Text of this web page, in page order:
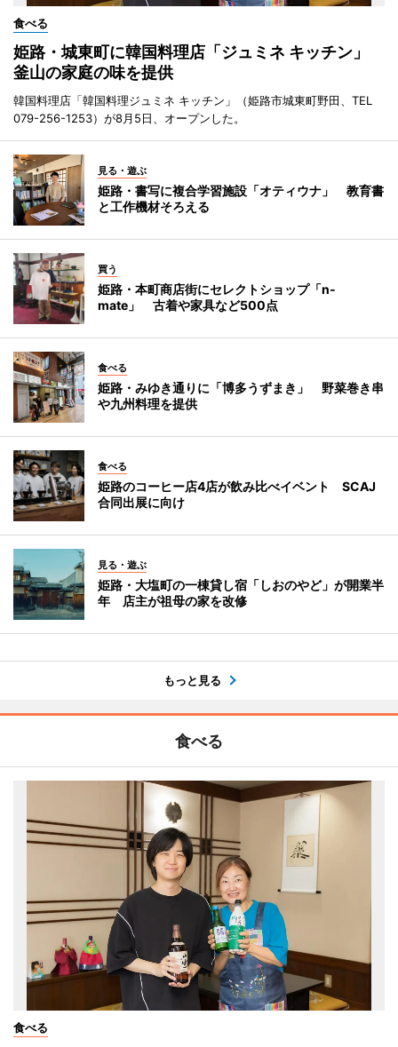
食べる
姫路・城東町に韓国料理店「ジュミネ キッチン」
釜山の家庭の味を提供
韓国料理店「韓国料理ジュミネ キッチン」（姫路市城東町野田、TEL
079-256-1253）が8月5日、オープンした。
見る・遊ぶ
姫路・書写に複合学習施設「オティウナ」 教育書
と工作機材そろえる
買う
姫路・本町商店街にセレクトショップ「n-
mate」 古着や家具など500点
食べる
姫路・みゆき通りに「博多うずまき」 野菜巻き串
や九州料理を提供
食べる
姫路のコーヒー店4店が飲み比べイベント SCAJ
合同出展に向け
見る・遊ぶ
姫路・大塩町の一棟貸し宿「しおのやど」が開業半
年 店主が祖母の家を改修
もっと見る
食べる
食べる